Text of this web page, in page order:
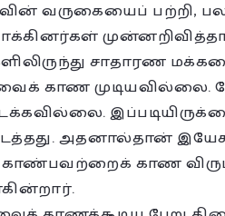
வருகையைப் பற்றி,
சாதாரண
காண முடியவில்லை.
அதனால்தான்
காண